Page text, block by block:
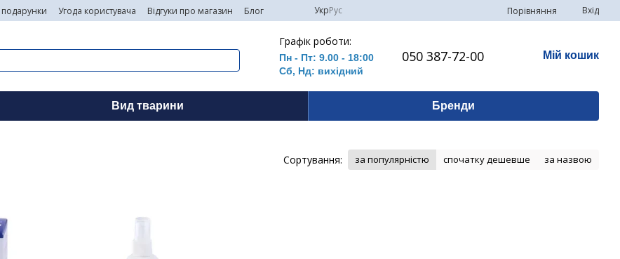
подарунки Угода користувача Відгуки про магазин Блог УкрРус Порівняння Вхід
Графік роботи:
Пн - Пт: 9.00 - 18:00
Сб, Нд: вихідний
050 387-72-00 Мій кошик
Вид тварини Бренди
Сортування: за популярністю спочатку дешевше за назвою